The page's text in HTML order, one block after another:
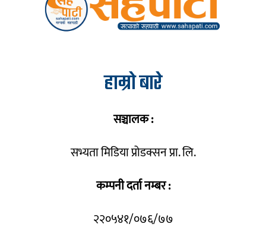
हाम्रो बारे
सञ्चालक :
सभ्यता मिडिया प्रोडक्सन प्रा. लि.
कम्पनी दर्ता नम्बर :
२२०५४१/०७६/७७